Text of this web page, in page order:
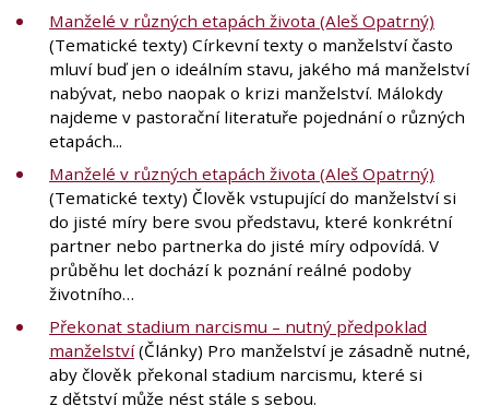
Manželé v různých etapách života (Aleš Opatrný)
(Tematické texty) Církevní texty o manželství často
mluví buď jen o ideálním stavu, jakého má manželství
nabývat, nebo naopak o krizi manželství. Málokdy
najdeme v pastorační literatuře pojednání o různých
etapách...
Manželé v různých etapách života (Aleš Opatrný)
(Tematické texty) Člověk vstupující do manželství si
do jisté míry bere svou představu, které konkrétní
partner nebo partnerka do jisté míry odpovídá. V
průběhu let dochází k poznání reálné podoby
životního…
Překonat stadium narcismu – nutný předpoklad
manželství(Články) Pro manželství je zásadně nutné,
aby člověk překonal stadium narcismu, které si
z dětství může nést stále s sebou.